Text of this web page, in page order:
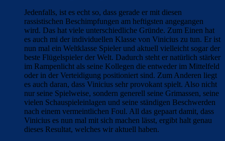
Jedenfalls, ist es echt so, dass gerade er mit diesen
rassistischen Beschimpfungen am heftigsten angegangen
wird. Das hat viele unterschiedliche Gründe. Zum Einen hat
es auch mi der individuellen Klasse von Vinicius zu tun. Er ist
nun mal ein Weltklasse Spieler und aktuell vielleicht sogar der
beste Flügelspieler der Welt. Dadurch steht er natürlich stärker
im Rampenlicht als seine Kollegen die entweder im Mittelfeld
oder in der Verteidigung positioniert sind. Zum Anderen liegt
es auch daran, dass Vinicius sehr provokant spielt. Also nicht
nur seine Spielweise, sondern generell seine Grimassen, seine
vielen Schauspieleinlagen und seine ständigen Beschwerden
nach einem vermeintlichen Foul. All das gepaart damit, dass
Vinicius es nun mal mit sich machen lässt, ergibt halt genau
dieses Resultat, welches wir aktuell haben.